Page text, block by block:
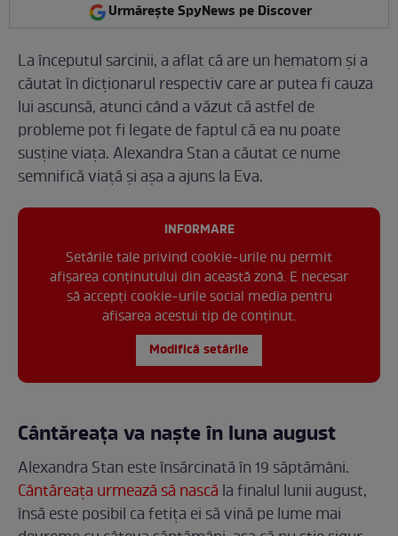
Urmărește SpyNews pe Discover
La începutul sarcinii, a aflat că are un hematom și a
căutat în dicționarul respectiv care ar putea fi cauza
lui ascunsă, atunci când a văzut că astfel de
probleme pot fi legate de faptul că ea nu poate
susține viața. Alexandra Stan a căutat ce nume
semnifică viață și așa a ajuns la Eva.
INFORMARE
Setările tale privind cookie-urile nu permit
afișarea conținutului din această zonă. E necesar
să accepți cookie-urile social media pentru
afisarea acestui tip de conținut.
Modifică setările
Cântăreața va naște în luna august
Alexandra Stan este însărcinată în 19 săptămâni.
Cântăreața urmează să nască la finalul lunii august,
însă este posibil ca fetița ei să vină pe lume mai